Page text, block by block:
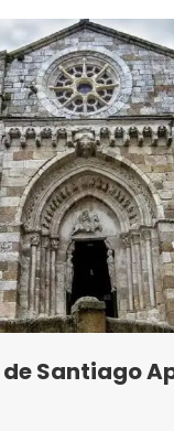
Santiago